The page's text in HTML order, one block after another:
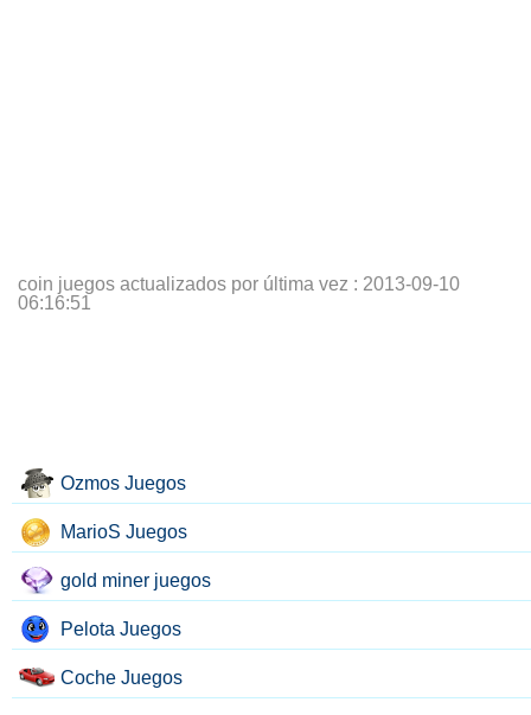
coin juegos actualizados por última vez : 2013-09-10
06:16:51
Ozmos Juegos
MarioS Juegos
gold miner juegos
Pelota Juegos
Coche Juegos